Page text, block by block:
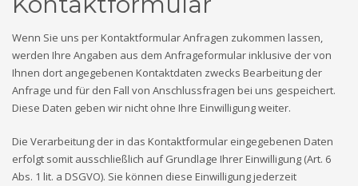
Wenn Sie uns per Kontaktformular Anfragen zukommen lassen,
werden Ihre Angaben aus dem Anfrageformular inklusive der von
Ihnen dort angegebenen Kontaktdaten zwecks Bearbeitung der
Anfrage und für den Fall von Anschlussfragen bei uns gespeichert.
Diese Daten geben wir nicht ohne Ihre Einwilligung weiter.
Die Verarbeitung der in das Kontaktformular eingegebenen Daten
erfolgt somit ausschließlich auf Grundlage Ihrer Einwilligung (Art. 6
Abs. 1 lit. a DSGVO). Sie können diese Einwilligung jederzeit